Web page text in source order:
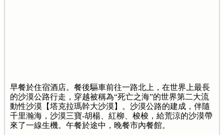
早餐於住宿酒店。餐後驅車前往一路北上，在世界上最長
的沙漠公路行走，穿越被稱為“死亡之海”的世界第二大流
動性沙漠【塔克拉瑪幹大沙漠】。沙漠公路的建成，伴隨
千里瀚海，沙漠三寶-胡楊、紅柳、梭梭，給荒涼的沙漠帶
來了一線生機。午餐於途中，晚餐市內餐館。